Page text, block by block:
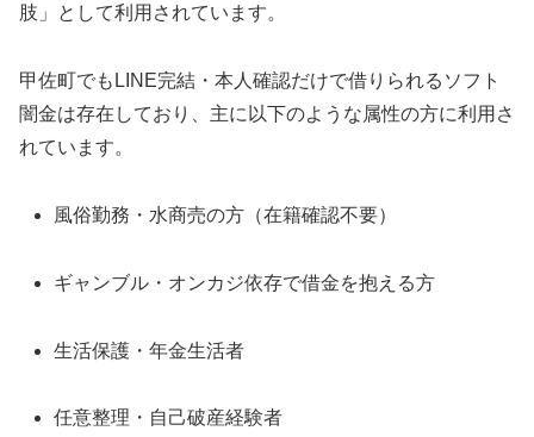
肢」として利用されています。
甲佐町でもLINE完結・本人確認だけで借りられるソフト
闇金は存在しており、主に以下のような属性の方に利用さ
れています。
風俗勤務・水商売の方（在籍確認不要）
ギャンブル・オンカジ依存で借金を抱える方
生活保護・年金生活者
任意整理・自己破産経験者